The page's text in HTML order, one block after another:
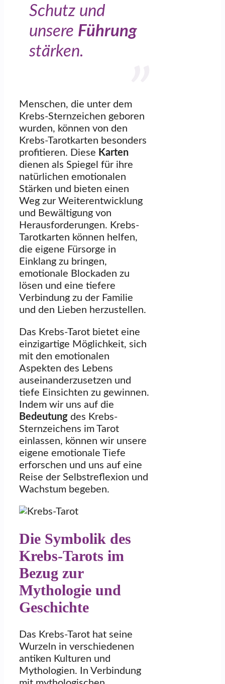
Schutz und
unsere Führung
stärken.
Menschen, die unter dem
Krebs-Sternzeichen geboren
wurden, können von den
Krebs-Tarotkarten besonders
profitieren. Diese Karten
dienen als Spiegel für ihre
natürlichen emotionalen
Stärken und bieten einen
Weg zur Weiterentwicklung
und Bewältigung von
Herausforderungen. Krebs-
Tarotkarten können helfen,
die eigene Fürsorge in
Einklang zu bringen,
emotionale Blockaden zu
lösen und eine tiefere
Verbindung zu der Familie
und den Lieben herzustellen.
Das Krebs-Tarot bietet eine
einzigartige Möglichkeit, sich
mit den emotionalen
Aspekten des Lebens
auseinanderzusetzen und
tiefe Einsichten zu gewinnen.
Indem wir uns auf die
Bedeutung des Krebs-
Sternzeichens im Tarot
einlassen, können wir unsere
eigene emotionale Tiefe
erforschen und uns auf eine
Reise der Selbstreflexion und
Wachstum begeben.
Die Symbolik des
Krebs-Tarots im
Bezug zur
Mythologie und
Geschichte
Das Krebs-Tarot hat seine
Wurzeln in verschiedenen
antiken Kulturen und
Mythologien. In Verbindung